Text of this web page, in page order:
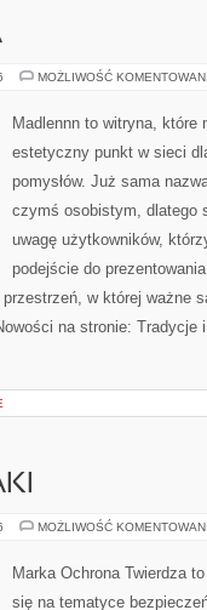
MOŻLIWOŚĆ
Madlennn to witryna, które
estetyczny punkt w sieci
pomysłów. Już sama
czymś osobistym, dlatego
uwagę użytkowników,
podejście do
w której ważne
na stronie:
MOŻLIWOŚĆ
Marka Ochrona Twierdza
się na tematyce